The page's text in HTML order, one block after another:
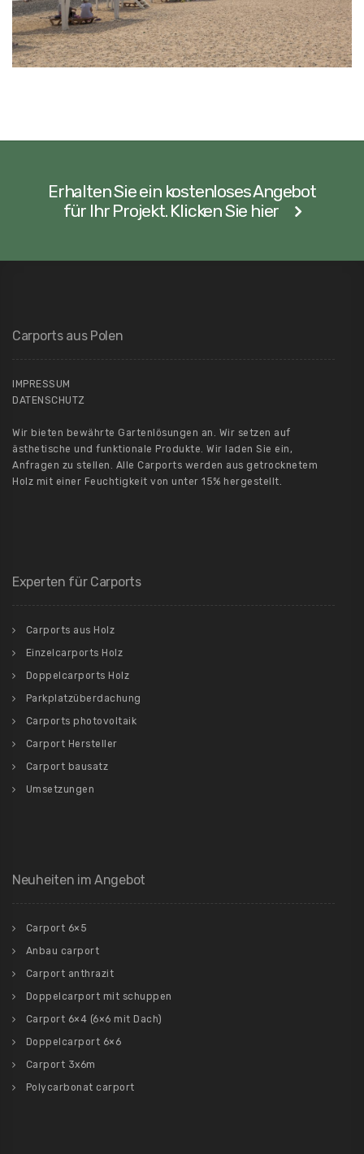
Erhalten Sie ein kostenloses Angebot
für Ihr Projekt. Klicken Sie hier
Carports aus Polen
IMPRESSUM
DATENSCHUTZ
Wir bieten bewährte Gartenlösungen an. Wir setzen auf
ästhetische und funktionale Produkte. Wir laden Sie ein,
Anfragen zu stellen. Alle Carports werden aus getrocknetem
Holz mit einer Feuchtigkeit von unter 15% hergestellt.
Experten für Carports
Carports aus Holz
Einzelcarports Holz
Doppelcarports Holz
Parkplatzüberdachung
Carports photovoltaik
Carport Hersteller
Carport bausatz
Umsetzungen
Neuheiten im Angebot
Carport 6×5
Anbau carport
Carport anthrazit
Doppelcarport mit schuppen
Carport 6×4 (6×6 mit Dach)
Doppelcarport 6×6
Carport 3x6m
Polycarbonat carport